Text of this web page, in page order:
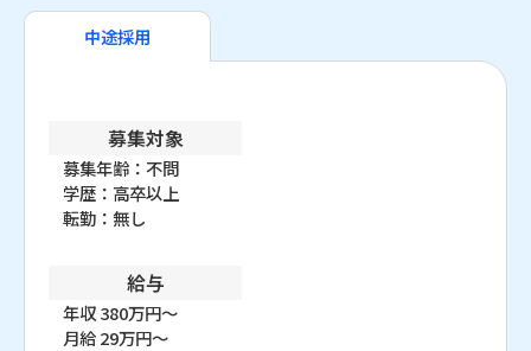
中途採用
募集対象
募集年齢：不問
学歴：高卒以上
転勤：無し
給与
年収 380万円～
月給 29万円～